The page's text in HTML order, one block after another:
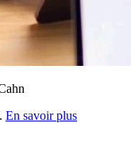
En savoir plus